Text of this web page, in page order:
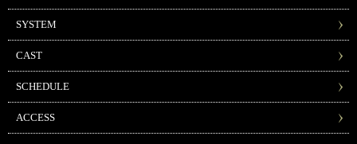
SYSTEM
CAST
SCHEDULE
ACCESS